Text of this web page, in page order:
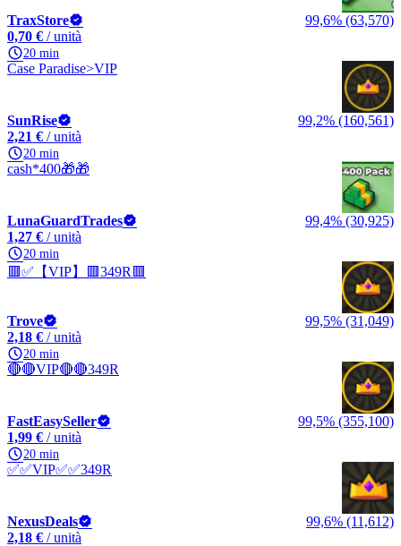
TraxStore
99,6% (63,570)
0,70 € / unità
20 min
Case Paradise>VIP
SunRise
99,2% (160,561)
2,21 € / unità
20 min
cash*400🎁🎁
LunaGuardTrades
99,4% (30,925)
1,27 € / unità
20 min
🟥✅【VIP】🟥349R🟥
Trove
99,5% (31,049)
2,18 € / unità
20 min
🔴🔴VIP🔴🔴349R
FastEasySeller
99,5% (355,100)
1,99 € / unità
20 min
✅✅VIP✅✅349R
NexusDeals
99,6% (11,612)
2,18 € / unità